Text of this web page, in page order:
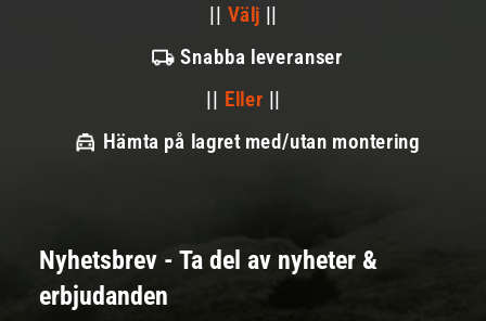
|| Välj ||
Snabba leveranser
|| Eller ||
Hämta på lagret med/utan montering
Nyhetsbrev - Ta del av nyheter &
erbjudanden